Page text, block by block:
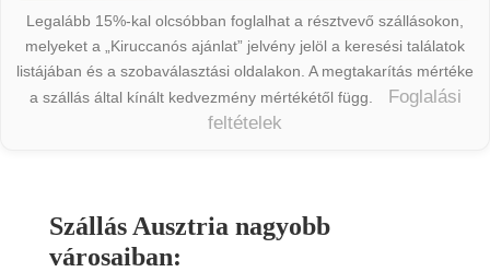
Legalább 15%-kal olcsóbban foglalhat a résztvevő szállásokon,
melyeket a „Kiruccanós ajánlat” jelvény jelöl a keresési találatok
listájában és a szobaválasztási oldalakon. A megtakarítás mértéke
a szállás által kínált kedvezmény mértékétől függ.
Foglalási
feltételek
Szállás Ausztria nagyobb
városaiban: